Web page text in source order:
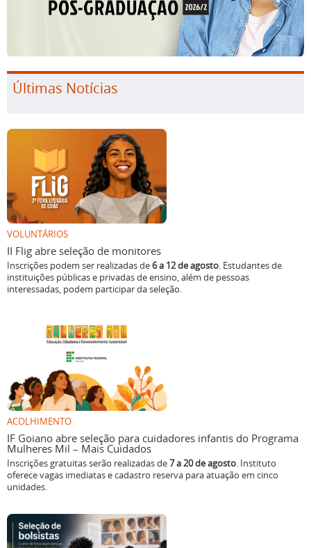
Últimas Notícias
VOLUNTÁRIOS
II Flig abre seleção de monitores
Inscrições podem ser realizadas de6 a 12 de agosto. Estudantes de
instituições públicas e privadas de ensino, além de pessoas
interessadas, podem participar da seleção.
ACOLHIMENTO
IF Goiano abre seleção para cuidadores infantis do Programa
Mulheres Mil – Mais Cuidados
Inscrições gratuitas serão realizadas de7 a 20 de agosto. Instituto
oferece vagas imediatas e cadastro reserva para atuação em cinco
unidades.